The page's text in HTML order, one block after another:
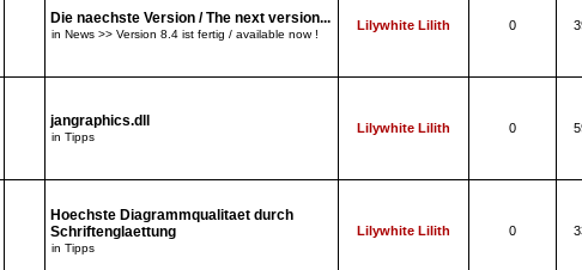
Die naechste Version / The next version...
in News >> Version 8.4 ist fertig / available now !
Lilywhite Lilith 0
jangraphics.dll
in Tipps
Lilywhite Lilith 0
Hoechste Diagrammqualitaet durch
Schriftenglaettung
in Tipps
Lilywhite Lilith 0